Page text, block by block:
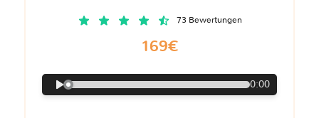
73 Bewertungen
169€
0:00